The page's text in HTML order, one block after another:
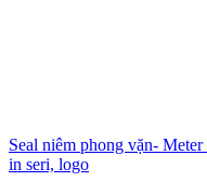
Seal niêm phong vặn-
in seri, logo